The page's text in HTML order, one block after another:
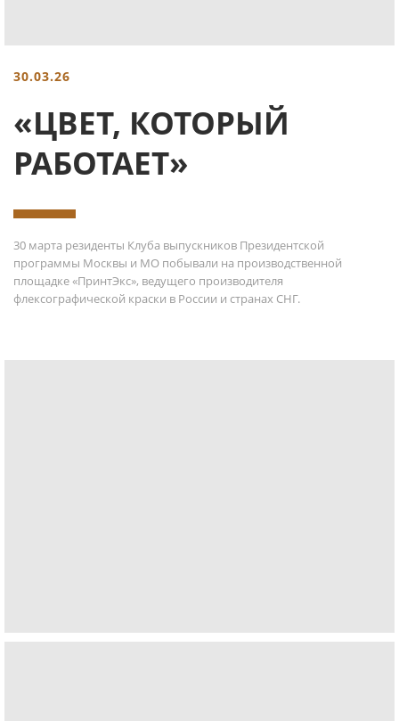
30.03.26
«ЦВЕТ, КОТОРЫЙ
РАБОТАЕТ»
30 марта резиденты Клуба выпускников Президентской
программы Москвы и МО побывали на производственной
площадке «ПринтЭкс», ведущего производителя
флексографической краски в России и странах СНГ.